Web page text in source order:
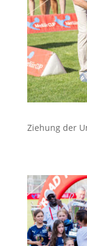
Ziehung der